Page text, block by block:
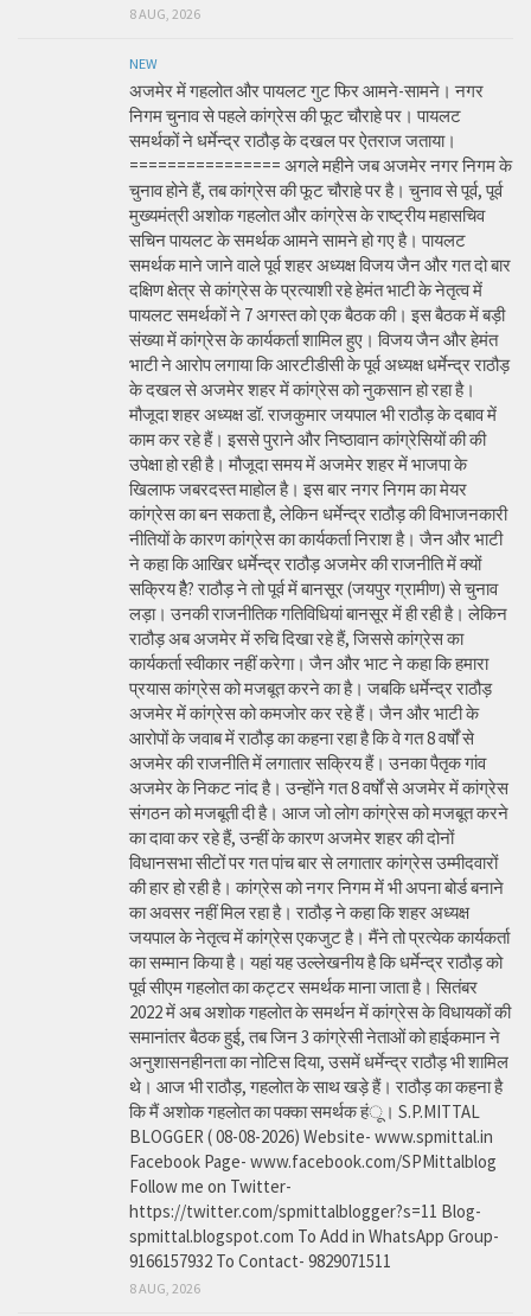
8 AUG, 2026
NEW
अजमेर में गहलोत और पायलट गुट फिर आमने-सामने। नगर
निगम चुनाव से पहले कांग्रेस की फूट चौराहे पर। पायलट
समर्थकों ने धर्मेन्द्र राठौड़ के दखल पर ऐतराज जताया।
================ अगले महीने जब अजमेर नगर निगम के
चुनाव होने हैं, तब कांग्रेस की फूट चौराहे पर है। चुनाव से पूर्व, पूर्व
मुख्यमंत्री अशोक गहलोत और कांग्रेस के राष्ट्रीय महासचिव
सचिन पायलट के समर्थक आमने सामने हो गए है। पायलट
समर्थक माने जाने वाले पूर्व शहर अध्यक्ष विजय जैन और गत दो बार
दक्षिण क्षेत्र से कांग्रेस के प्रत्याशी रहे हेमंत भाटी के नेतृत्व में
पायलट समर्थकों ने 7 अगस्त को एक बैठक की। इस बैठक में बड़ी
संख्या में कांग्रेस के कार्यकर्ता शामिल हुए। विजय जैन और हेमंत
भाटी ने आरोप लगाया कि आरटीडीसी के पूर्व अध्यक्ष धर्मेन्द्र राठौड़
के दखल से अजमेर शहर में कांग्रेस को नुकसान हो रहा है।
मौजूदा शहर अध्यक्ष डॉ. राजकुमार जयपाल भी राठौड़ के दबाव में
काम कर रहे हैं। इससे पुराने और निष्ठावान कांग्रेसियों की की
उपेक्षा हो रही है। मौजूदा समय में अजमेर शहर में भाजपा के
खिलाफ जबरदस्त माहोल है। इस बार नगर निगम का मेयर
कांग्रेस का बन सकता है, लेकिन धर्मेन्द्र राठौड़ की विभाजनकारी
नीतियों के कारण कांग्रेस का कार्यकर्ता निराश है। जैन और भाटी
ने कहा कि आखिर धर्मेन्द्र राठौड़ अजमेर की राजनीति में क्यों
सक्रिय हैै? राठौड़ ने तो पूर्व में बानसूर (जयपुर ग्रामीण) से चुनाव
लड़ा। उनकी राजनीतिक गतिविधियां बानसूर में ही रही है। लेकिन
राठौड़ अब अजमेर में रुचि दिखा रहे हैं, जिससे कांग्रेस का
कार्यकर्ता स्वीकार नहीं करेगा। जैन और भाट ने कहा कि हमारा
प्रयास कांग्रेस को मजबूत करने का है। जबकि धर्मेन्द्र राठौड़
अजमेर में कांग्रेस को कमजोर कर रहे हैं। जैन और भाटी के
आरोपों के जवाब में राठौड़ का कहना रहा है कि वे गत 8 वर्षों से
अजमेर की राजनीति में लगातार सक्रिय हैं। उनका पैतृक गांव
अजमेर के निकट नांद है। उन्होंने गत 8 वर्षों से अजमेर में कांग्रेस
संगठन को मजबूती दी है। आज जो लोग कांग्रेस को मजबूत करने
का दावा कर रहे हैं, उन्हीं के कारण अजमेर शहर की दोनों
विधानसभा सीटों पर गत पांच बार से लगातार कांग्रेस उम्मीदवारों
की हार हो रही है। कांग्रेस को नगर निगम में भी अपना बोर्ड बनाने
का अवसर नहीं मिल रहा है। राठौड़ ने कहा कि शहर अध्यक्ष
जयपाल के नेतृत्व में कांग्रेस एकजुट है। मैंने तो प्रत्येक कार्यकर्ता
का सम्मान किया है। यहां यह उल्लेखनीय है कि धर्मेन्द्र राठौड़ को
पूर्व सीएम गहलोत का कट्टर समर्थक माना जाता है। सितंबर
2022 में अब अशोक गहलोत के समर्थन में कांग्रेस के विधायकों की
समानांतर बैठक हुई, तब जिन 3 कांग्रेसी नेताओं को हाईकमान ने
अनुशासनहीनता का नोटिस दिया, उसमें धर्मेन्द्र राठौड़ भी शामिल
थे। आज भी राठौड़, गहलोत के साथ खड़े हैं। राठौड़ का कहना है
कि मैं अशोक गहलोत का पक्का समर्थक हंू। S.P.MITTAL
BLOGGER ( 08-08-2026) Website- www.spmittal.in
Facebook Page- www.facebook.com/SPMittalblog
Follow me on Twitter-
https://twitter.com/spmittalblogger?s=11 Blog-
spmittal.blogspot.com To Add in WhatsApp Group-
9166157932 To Contact- 9829071511
8 AUG, 2026